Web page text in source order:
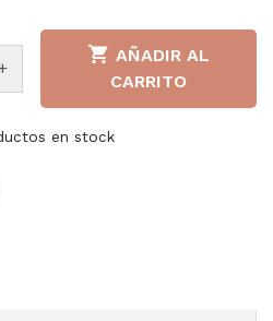

CARRITO
en stock